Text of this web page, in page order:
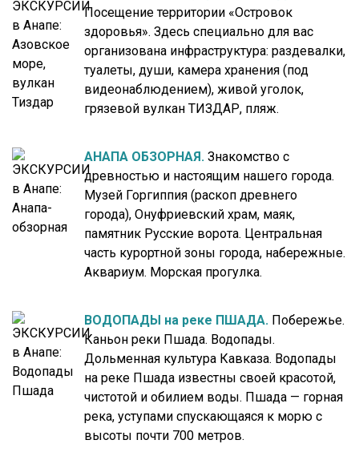
Посещение территории «Островок
здоровья». Здесь специально для вас
организована инфраструктура: раздевалки,
туалеты, души, камера хранения (под
видеонаблюдением), живой уголок,
грязевой вулкан ТИЗДАР, пляж.
АНАПА ОБЗОРНАЯ. Знакомство с
древностью и настоящим нашего города.
Музей Горгиппия (раскоп древнего
города), Онуфриевский храм, маяк,
памятник Русские ворота. Центральная
часть курортной зоны города, набережные.
Аквариум. Морская прогулка.
ВОДОПАДЫ на реке ПШАДА. Побережье.
Каньон реки Пшада. Водопады.
Дольменная культура Кавказа. Водопады
на реке Пшада известны своей красотой,
чистотой и обилием воды. Пшада — горная
река, уступами спускающаяся к морю с
высоты почти 700 метров.